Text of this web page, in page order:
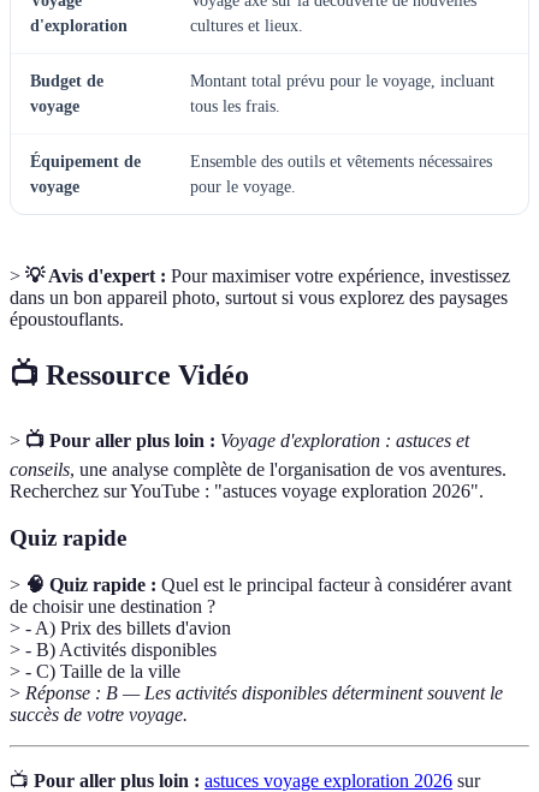
d'exploration
cultures et lieux.
Budget de
voyage
Montant total prévu pour le voyage, incluant
tous les frais.
Équipement de
voyage
Ensemble des outils et vêtements nécessaires
pour le voyage.
> 💡 Avis d'expert : Pour maximiser votre expérience, investissez
dans un bon appareil photo, surtout si vous explorez des paysages
époustouflants.
📺 Ressource Vidéo
> 📺 Pour aller plus loin : Voyage d'exploration : astuces et
conseils, une analyse complète de l'organisation de vos aventures.
Recherchez sur YouTube : "astuces voyage exploration 2026".
Quiz rapide
> 🧠 Quiz rapide : Quel est le principal facteur à considérer avant
de choisir une destination ?
> - A) Prix des billets d'avion
> - B) Activités disponibles
> - C) Taille de la ville
> Réponse : B — Les activités disponibles déterminent souvent le
succès de votre voyage.
📺 Pour aller plus loin : astuces voyage exploration 2026 sur